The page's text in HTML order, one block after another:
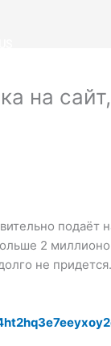
на
подаёт
2
не